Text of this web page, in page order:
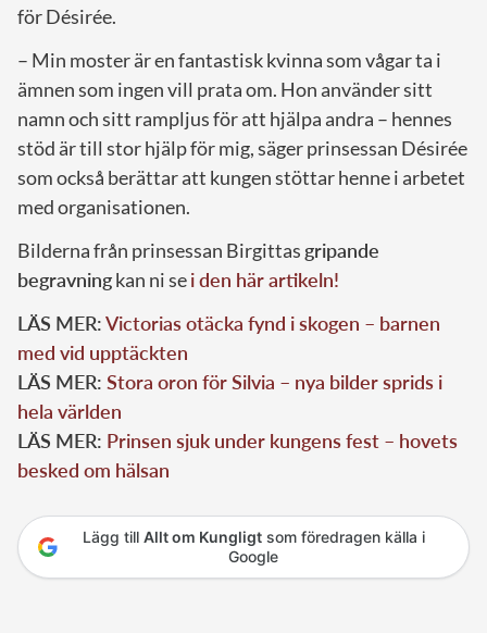
för Désirée.
– Min moster är en fantastisk kvinna som vågar ta i
ämnen som ingen vill prata om. Hon använder sitt
namn och sitt rampljus för att hjälpa andra – hennes
stöd är till stor hjälp för mig, säger prinsessan Désirée
som också berättar att kungen stöttar henne i arbetet
med organisationen.
Bilderna från prinsessan Birgittas gripande
begravningkan ni sei den här artikeln!
LÄS MER:Victorias otäcka fynd i skogen – barnen
med vid upptäckten
LÄS MER: Stora oron för Silvia – nya bilder sprids i
hela världen
LÄS MER: Prinsen sjuk under kungens fest – hovets
besked om hälsan
Lägg till Allt om Kungligtsom föredragen källa i
Google